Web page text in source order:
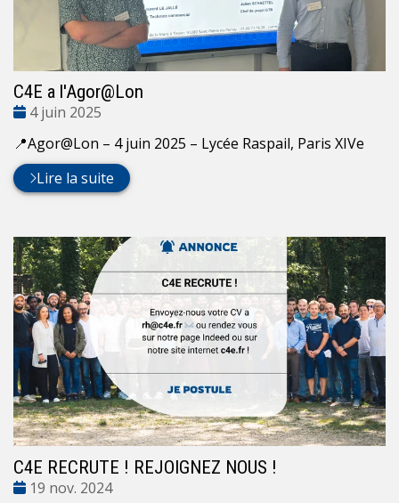
C4E a l'Agor@Lon
Date
4 juin 2025
📍Agor@Lon – 4 juin 2025 – Lycée Raspail, Paris XIVe
Lire la suite
C4E RECRUTE ! REJOIGNEZ NOUS !
Date
19 nov. 2024